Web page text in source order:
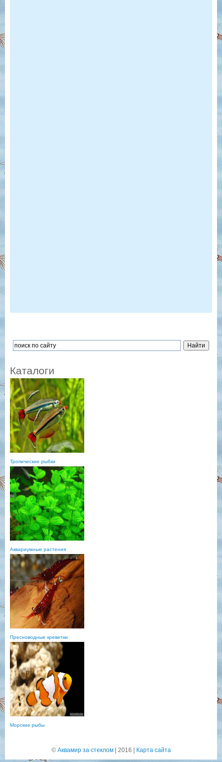
Каталоги
Тропические рыбки
Аквариумные растения
Пресноводные креветки
Морские рыбы
© Аквамир за стеклом| 2016 | Карта сайта